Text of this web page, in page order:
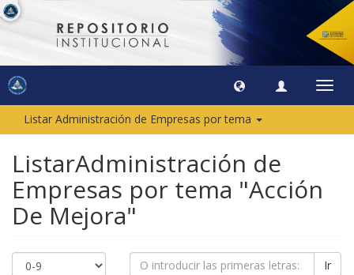
Listar Administración de Empresas por tema
ListarAdministración de
Empresas por tema "Acción
De Mejora"
Ir